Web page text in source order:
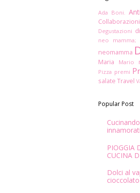
Ada Boni.
Collaborazioni
Degustazioni
neo mamma;
neomamma
Maria Mario
Pizza premi
salate Travel
Popular Post
innamorati
PIOGGIA
CUCINA
Dolci al
cioccolato